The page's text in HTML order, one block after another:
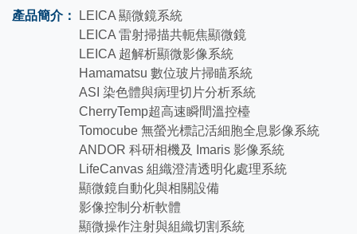
產品簡介：
LEICA 顯微鏡系統
LEICA 雷射掃描共軛焦顯微鏡
LEICA 超解析顯微影像系統
Hamamatsu 數位玻片掃瞄系統
ASI 染色體與病理切片分析系統
CherryTemp超高速瞬間溫控檯
Tomocube 無螢光標記活細胞全息影像系統
ANDOR 科研相機及 Imaris 影像系統
LifeCanvas 組織澄清透明化處理系統
顯微鏡自動化與相關設備
影像控制分析軟體
顯微操作注射與組織切割系統